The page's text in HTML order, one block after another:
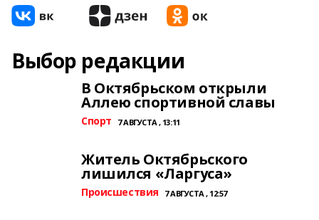
Выбор редакции
В Октябрьском открыли
Аллею спортивной славы
Спорт 7 АВГУСТА , 13:11
Житель Октябрьского
лишился «Ларгуса»
Происшествия 7 АВГУСТА , 12:57